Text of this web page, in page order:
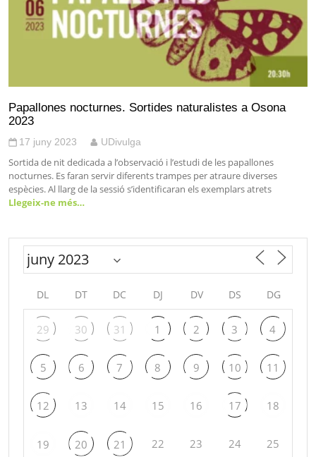
Papallones nocturnes. Sortides naturalistes a Osona
2023
17 juny 2023 UDivulga
Sortida de nit dedicada a l’observació i l’estudi de les papallones
nocturnes. Es faran servir diferents trampes per atraure diverses
espècies. Al llarg de la sessió s’identificaran els exemplars atrets
Llegeix-ne més…
DL DT DC DJ DV DS DG
29 30 31 1 2 3 4
5 6 7 8 9 10 11
12 13 14 15 16 17 18
19 20 21 22 23 24 25